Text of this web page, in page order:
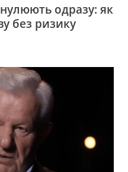
одразу: як
без ризику